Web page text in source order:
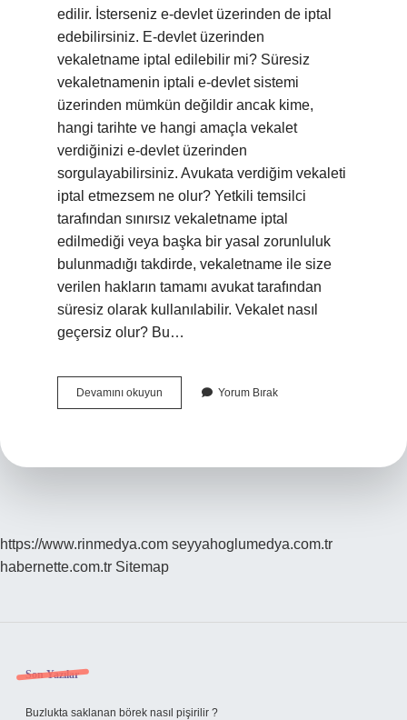
edilir. İsterseniz e-devlet üzerinden de iptal
edebilirsiniz. E-devlet üzerinden
vekaletname iptal edilebilir mi? Süresiz
vekaletnamenin iptali e-devlet sistemi
üzerinden mümkün değildir ancak kime,
hangi tarihte ve hangi amaçla vekalet
verdiğinizi e-devlet üzerinden
sorgulayabilirsiniz. Avukata verdiğim vekaleti
iptal etmezsem ne olur? Yetkili temsilci
tarafından sınırsız vekaletname iptal
edilmediği veya başka bir yasal zorunluluk
bulunmadığı takdirde, vekaletname ile size
verilen hakların tamamı avukat tarafından
süresiz olarak kullanılabilir. Vekalet nasıl
geçersiz olur? Bu…
Devamını okuyun
Tek
Yorum Bırak
https://www.rinmedya.com seyyahoglumedya.com.tr
habernette.com.tr Sitemap
Sidebar
Son Yazılar
Buzlukta saklanan börek nasıl pişirilir ?